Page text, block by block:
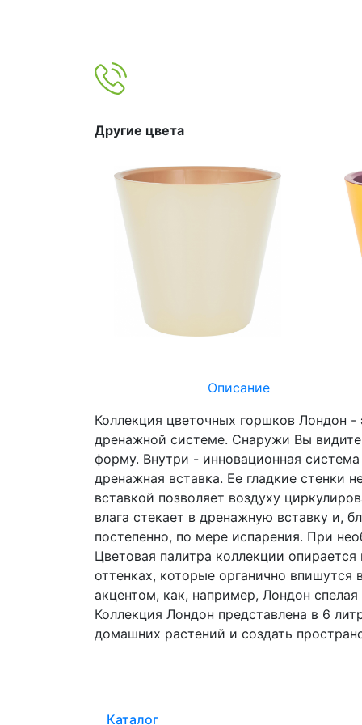
Другие цвета
Описание
Коллекция цветочных горшков Лондон
дренажной системе. Снаружи Вы
форму. Внутри - инновационная
дренажная вставка. Ее гладкие стенки
вставкой позволяет воздуху
влага стекает в дренажную вставку и,
постепенно, по мере испарения. При
Цветовая палитра коллекции
оттенках, которые органично
акцентом, как, например, Лондон
Коллекция Лондон представлена в 6
домашних растений и создать
Каталог